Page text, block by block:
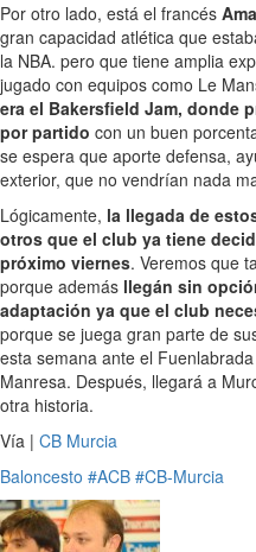
Por otro lado, está el francés
gran capacidad atlética que
la NBA. pero que tiene amplia
jugado con equipos como Le
era el Bakersfield Jam, donde
por partido con un buen
se espera que aporte defensa,
exterior, que no vendrían nada
Lógicamente, la llegada de
otros que el club ya tiene
próximo viernes. Veremos que
porque además llegán sin
adaptación ya que el club
porque se juega gran parte de
esta semana ante el
Manresa. Después, llegará a
otra historia.
Vía | CB Murcia
Baloncesto #ACB #CB-Murcia